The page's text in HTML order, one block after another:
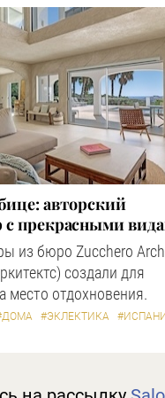
авторский
с прекрасными
из бюро Zucchero
создали для
место отдохновения.
#ЭКЛЕКТИКА